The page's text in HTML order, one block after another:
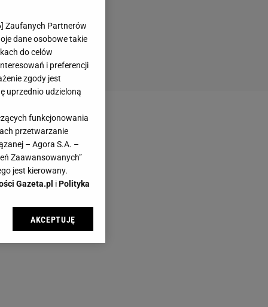
] Zaufanych Partnerów
dane osobowe takie
do celów
i preferencji
zgody jest
uprzednio udzieloną
funkcjonowania
przetwarzanie
– Agora S.A. –
Zaawansowanych”
jest kierowany.
Gazeta.pl iPolityka
sp. z o.o., jej
AKCEPTUJĘ